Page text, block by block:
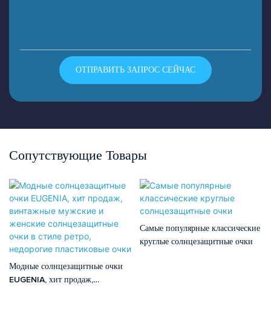
ОТПРАВИТЬ ЗАПРОС СЕЙЧАС
Сопутствующие Товары
Модные солнцезащитные очки
EUGENIA, хит продаж,
Самые популярные классические
круглые солнцезащитные очки